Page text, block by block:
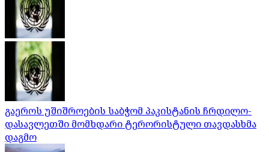
გაეროს უშიშროების საბჭომ პაკისტანის ჩრდილო-
დასავლეთში მომხდარი ტერორისტული თავდასხმა
დაგმო